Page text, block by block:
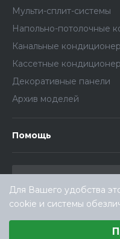
Мульти-сплит-системы
Напольно-потолочные
Канальные
Кассетные
Декоративные панели
Архив моделей
Помощь
Для Вашего удобства
cookie и системы